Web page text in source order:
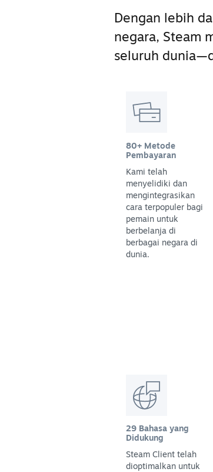
Dengan lebih
negara, Steam
seluruh
80+ Metode
Pembayaran
Kami telah
menyelidiki dan
mengintegrasikan
cara terpopuler bagi
pemain untuk
berbelanja di
berbagai negara di
dunia.
29 Bahasa yang
Didukung
Steam Client telah
dioptimalkan untuk